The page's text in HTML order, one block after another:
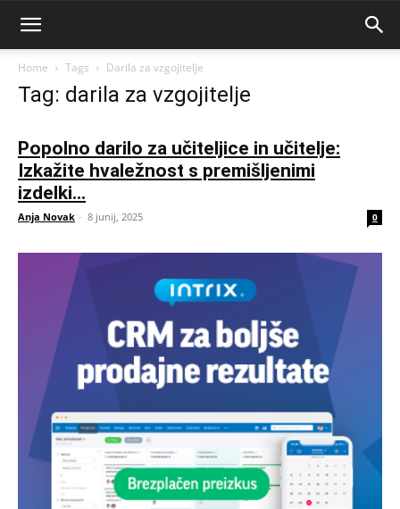
Home Tags Darila za vzgojitelje
Tag: darila za vzgojitelje
Popolno darilo za učiteljice in učitelje:
Izkažite hvaležnost s premišljenimi
izdelki...
Anja Novak - 8 junij, 2025 0